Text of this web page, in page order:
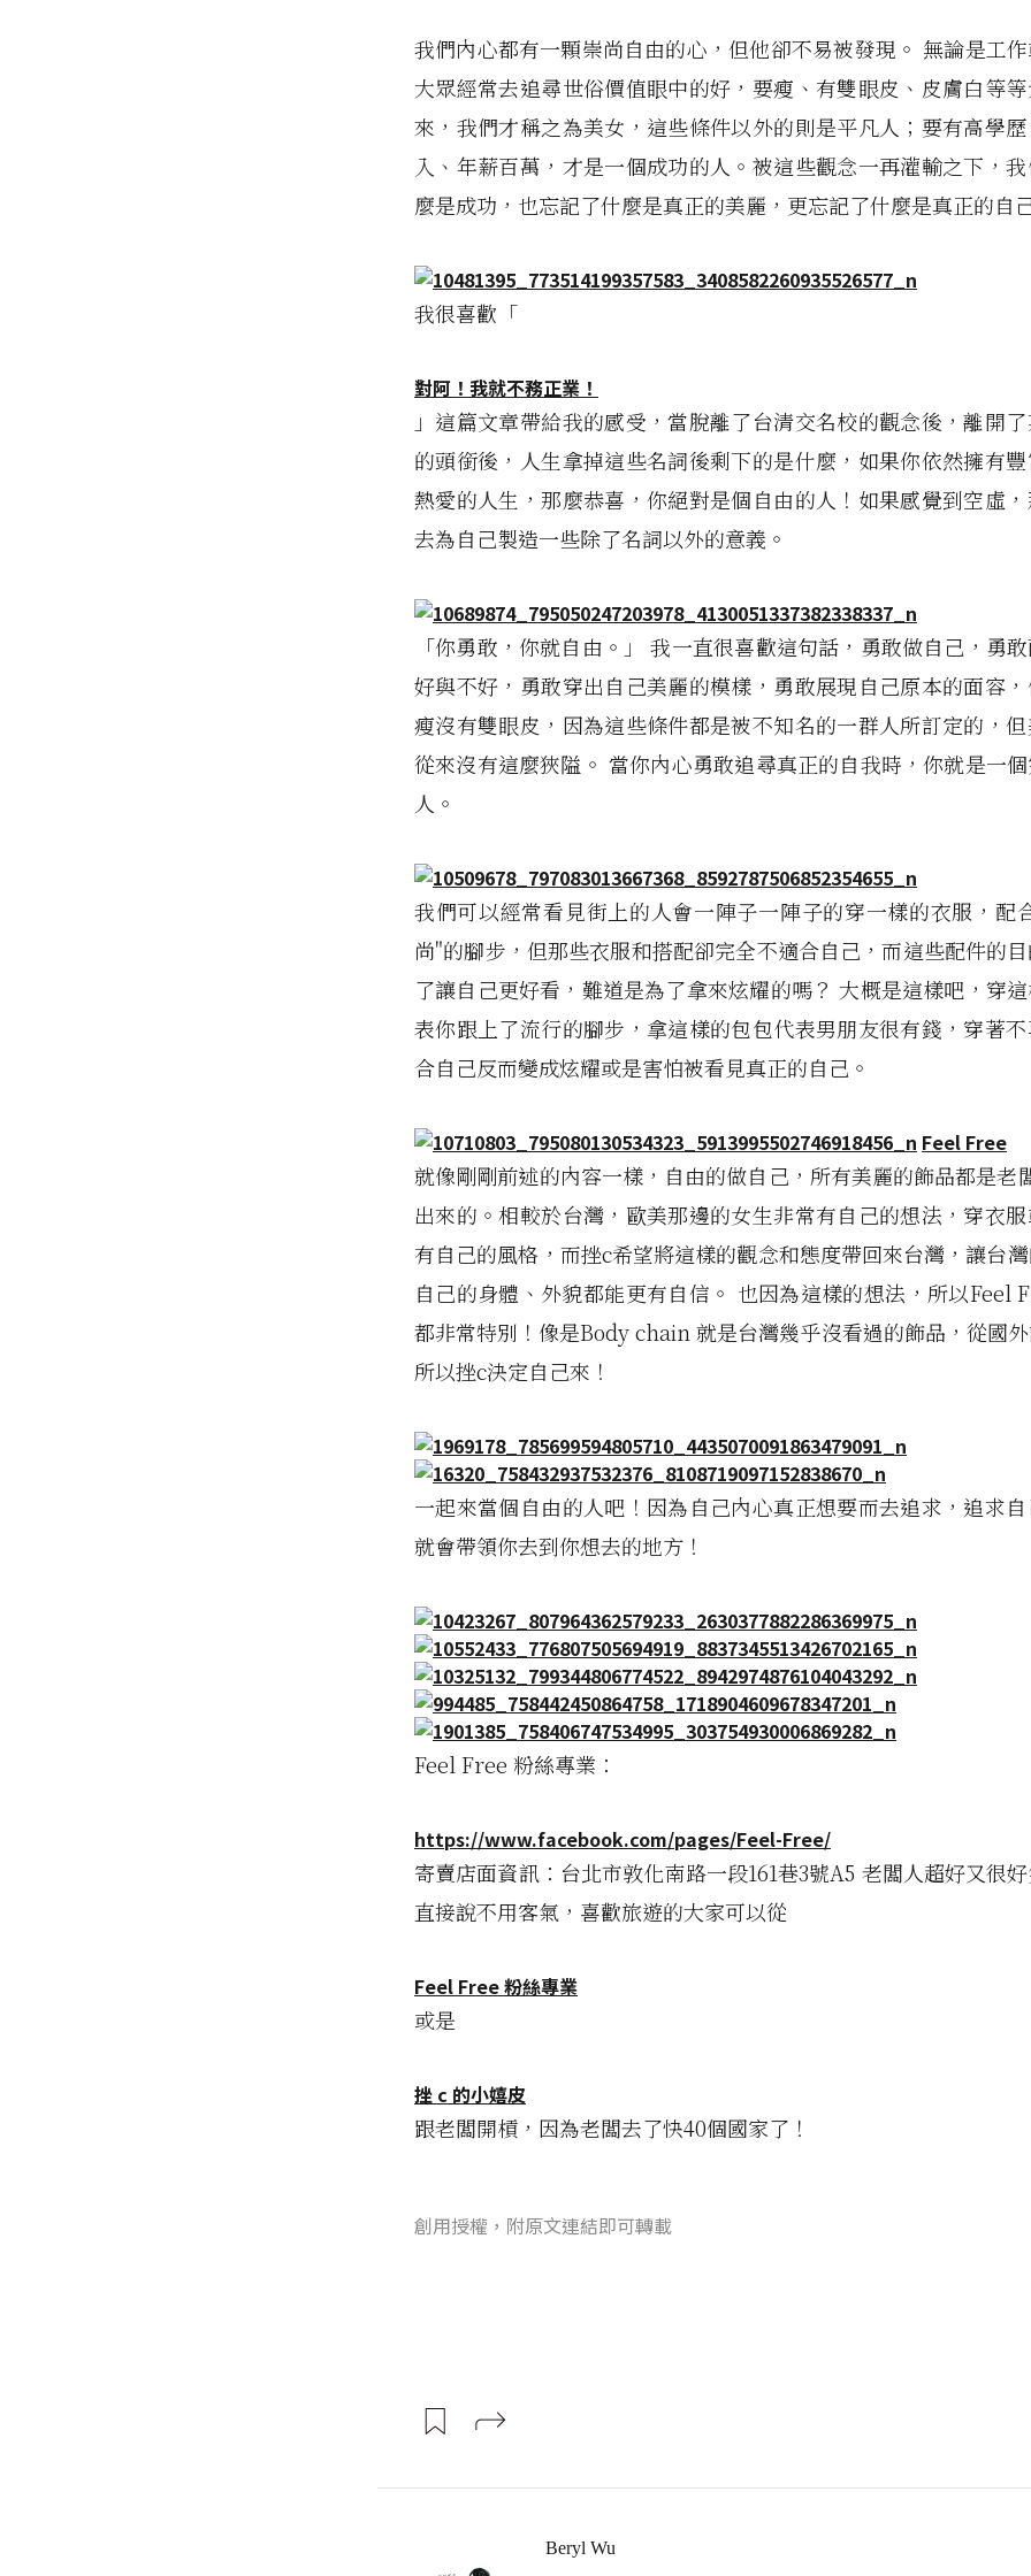
我們內心都有一顆崇尚自由的心，但他卻不易被發現。 無論是工作
大眾經常去追尋世俗價值眼中的好，要瘦、有雙眼皮、皮膚白等
來，我們才稱之為美女，這些條件以外的則是平凡人；要有高學
入、年薪百萬，才是一個成功的人。被這些觀念一再灌輸之下，
麼是成功，也忘記了什麼是真正的美麗，更忘記了什麼是真正的自
我很喜歡「
對阿！我就不務正業！
」這篇文章帶給我的感受，當脫離了台清交名校的觀念後，離開
的頭銜後，人生拿掉這些名詞後剩下的是什麼，如果你依然擁有
熱愛的人生，那麼恭喜，你絕對是個自由的人！如果感覺到空虛
去為自己製造一些除了名詞以外的意義。
「你勇敢，你就自由。」 我一直很喜歡這句話，勇敢做自己，勇
好與不好，勇敢穿出自己美麗的模樣，勇敢展現自己原本的面容
瘦沒有雙眼皮，因為這些條件都是被不知名的一群人所訂定的，
從來沒有這麼狹隘。 當你內心勇敢追尋真正的自我時，你就是一
人。
我們可以經常看見街上的人會一陣子一陣子的穿一樣的衣服，配
尚"的腳步，但那些衣服和搭配卻完全不適合自己，而這些配件的
了讓自己更好看，難道是為了拿來炫耀的嗎？ 大概是這樣吧，穿
表你跟上了流行的腳步，拿這樣的包包代表男朋友很有錢，穿著
合自己反而變成炫耀或是害怕被看見真正的自己。
Feel Free
就像剛剛前述的內容一樣，自由的做自己，所有美麗的飾品都是老
出來的。相較於台灣，歐美那邊的女生非常有自己的想法，穿衣
有自己的風格，而挫c希望將這樣的觀念和態度帶回來台灣，讓台
自己的身體、外貌都能更有自信。 也因為這樣的想法，所以Feel
都非常特別！像是Body chain 就是台灣幾乎沒看過的飾品，從國外
所以挫c決定自己來！
一起來當個自由的人吧！因為自己內心真正想要而去追求，追求
就會帶領你去到你想去的地方！
Feel Free 粉絲專業：
https://www.facebook.com/pages/Feel-Free/
寄賣店面資訊：台北市敦化南路一段161巷3號A5 老闆人超好又很
直接說不用客氣，喜歡旅遊的大家可以從
Feel Free 粉絲專業
或是
挫 c 的小嬉皮
跟老闆開槓，因為老闆去了快40個國家了！
創用授權，附原文連結即可轉載
Beryl Wu